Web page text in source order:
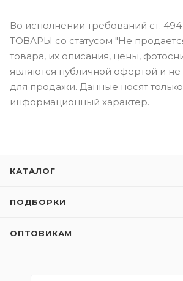
Во исполнении требований ст.
ТОВАРЫ со статусом "Не
товара, их описания, цены,
являются публичной офертой и
для продажи. Данные носят только
информационный характер.
КАТАЛОГ
ПОДБОРКИ
ОПТОВИКАМ